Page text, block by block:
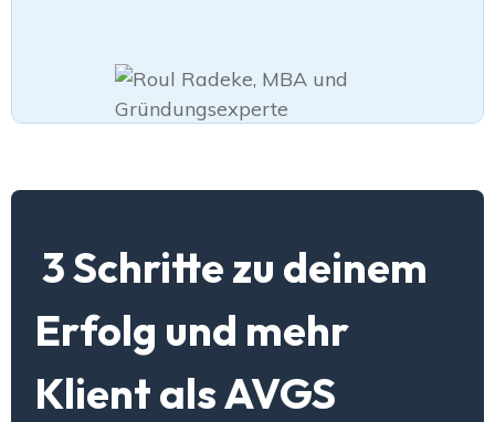
3 Schritte zu deinem
Erfolg und mehr
Klient als AVGS